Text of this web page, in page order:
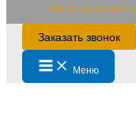
Лизинг со скидкой
Заказать звонок
Main
Menu Меню